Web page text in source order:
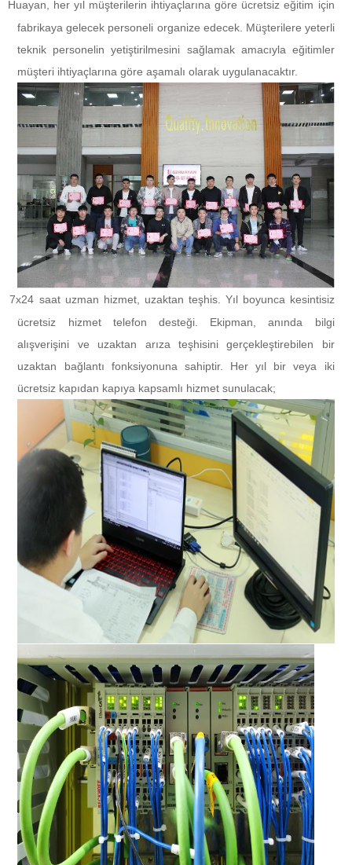
Huayan, her yıl müşterilerin ihtiyaçlarına göre ücretsiz eğitim için
fabrikaya gelecek personeli organize edecek. Müşterilere yeterli
teknik personelin yetiştirilmesini sağlamak amacıyla eğitimler
müşteri ihtiyaçlarına göre aşamalı olarak uygulanacaktır.
7x24 saat uzman hizmet, uzaktan teşhis. Yıl boyunca kesintisiz
ücretsiz hizmet telefon desteği. Ekipman, anında bilgi
alışverişini ve uzaktan arıza teşhisini gerçekleştirebilen bir
uzaktan bağlantı fonksiyonuna sahiptir. Her yıl bir veya iki
ücretsiz kapıdan kapıya kapsamlı hizmet sunulacak;